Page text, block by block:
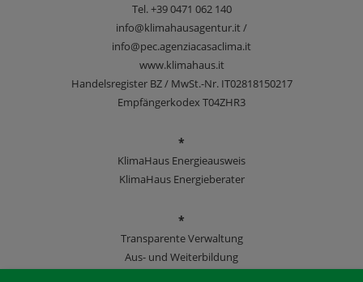
Tel.+39 0471 062 140
info@klimahausagentur.it /
info@pec.agenziacasaclima.it
www.klimahaus.it
Handelsregister BZ / MwSt.-Nr. IT02818150217
Empfängerkodex T04ZHR3
*
KlimaHaus Energieausweis
KlimaHaus Energieberater
*
Transparente Verwaltung
Aus- und Weiterbildung